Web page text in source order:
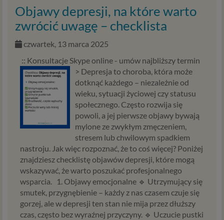
Objawy depresji, na które warto
zwrócić uwagę – checklista
czwartek, 13 marca 2025
:: Konsultacje Skype online - umów najbliższy termin
> Depresja to choroba, która może
dotknąć każdego – niezależnie od
wieku, sytuacji życiowej czy statusu
społecznego. Często rozwija się
powoli, a jej pierwsze objawy bywają
mylone ze zwykłym zmęczeniem,
stresem lub chwilowym spadkiem
nastroju. Jak więc rozpoznać, że to coś więcej? Poniżej
znajdziesz checklistę objawów depresji, które mogą
wskazywać, że warto poszukać profesjonalnego
wsparcia. 1. Objawy emocjonalne 🔹 Utrzymujący się
smutek, przygnębienie – każdy z nas czasem czuje się
gorzej, ale w depresji ten stan nie mija przez dłuższy
czas, często bez wyraźnej przyczyny. 🔹 Uczucie pustki